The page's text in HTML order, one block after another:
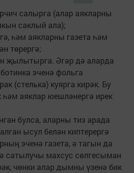
салырга (алар аякларны
саклый ала);
һәм аякларны газета һәм
төрергә;
җылытырга. Әгәр дә аларда
эченә фольга
(стелька) куярга кирәк. Бу
һәм аяклар юешләнергә ирек
булса, аларны тиз арада
ысул белән киптерергә
эченә газета, ә тагын да
сатылучы махсус сөлгесыман
чөнки алар дымны үзенә бик